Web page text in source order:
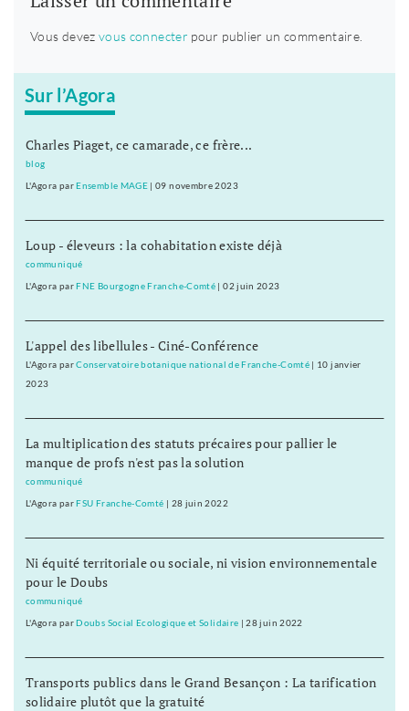
Vous devez vous connecter pour publier un commentaire.
Sur l’Agora
Charles Piaget, ce camarade, ce frère...
blog
L'Agora parEnsemble MAGE |09 novembre 2023
Loup - éleveurs : la cohabitation existe déjà
communiqué
L'Agora parFNE Bourgogne Franche-Comté |02 juin 2023
L'appel des libellules - Ciné-Conférence
L'Agora parConservatoire botanique national de Franche-Comté| 10 janvier
2023
La multiplication des statuts précaires pour pallier le
manque de profs n'est pas la solution
communiqué
L'Agora parFSU Franche-Comté | 28 juin 2022
Ni équité territoriale ou sociale, ni vision environnementale
pour le Doubs
communiqué
L'Agora parDoubs Social Ecologique et Solidaire |28 juin 2022
Transports publics dans le Grand Besançon : La tarification
solidaire plutôt que la gratuité